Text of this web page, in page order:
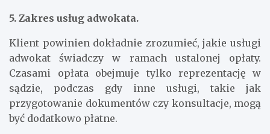
5. Zakres usług adwokata.
Klient powinien dokładnie zrozumieć, jakie usługi
adwokat świadczy w ramach ustalonej opłaty.
Czasami opłata obejmuje tylko reprezentację w
sądzie, podczas gdy inne usługi, takie jak
przygotowanie dokumentów czy konsultacje, mogą
być dodatkowo płatne.